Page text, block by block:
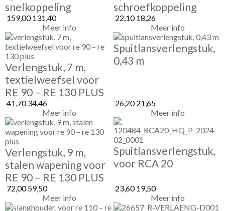
snelkoppeling
159,00131,40
Meer info
schroefkoppeling
22,1018,26
Meer info
Verlengstuk, 7 m,
textielweefsel voor
RE 90 – RE 130 PLUS
41,7034,46
Meer info
Spuitlansverlengstuk,
0,43 m
26,2021,65
Meer info
Verlengstuk, 9 m,
stalen wapening voor
RE 90 – RE 130 PLUS
72,0059,50
Meer info
Spuitlansverlengstuk,
voor RCA 20
23,6019,50
Meer info